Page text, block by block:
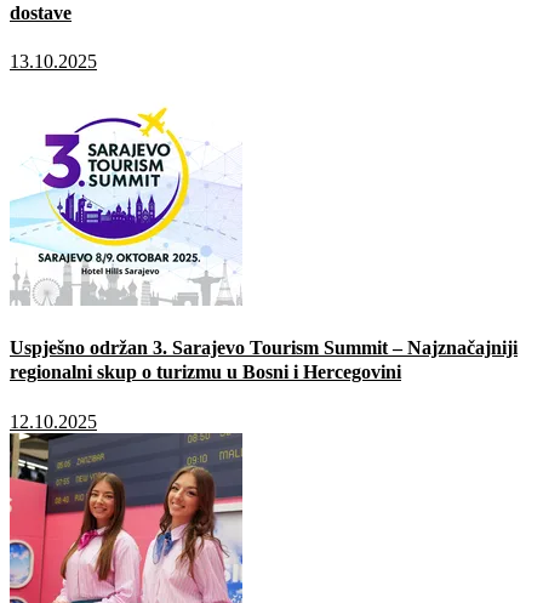
dostave
13.10.2025
Uspješno održan 3. Sarajevo Tourism Summit – Najznačajniji
regionalni skup o turizmu u Bosni i Hercegovini
12.10.2025